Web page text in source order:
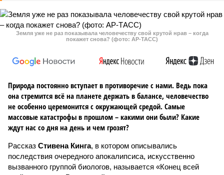
Земля уже не раз показывала человечеству свой крутой нрав – когда
покажет снова? (фото: АР-ТАСС)
Природа постоянно вступает в противоречие с нами. Ведь пока
она стремится всё на планете держать в балансе, человечество
не особенно церемонится с окружающей средой. Самые
массовые катастрофы в прошлом – какими они были? Какие
ждут нас со дня на день и чем грозят?
Рассказ Стивена Кинга, в котором описывались
последствия очередного апокалипсиса, искусственно
вызванного группой биологов, называется «Конец всей